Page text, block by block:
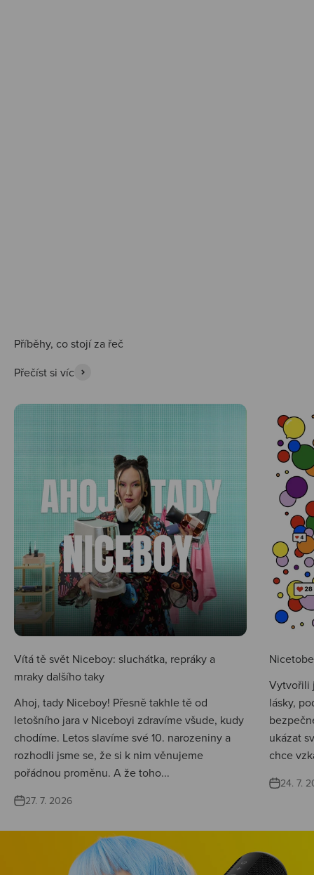
Přečíst si víc
Vítá tě svět Niceboy: sluchátka, repráky a
mraky dalšího taky
Ahoj, tady Niceboy! Přesně takhle tě od
letošního jara v Niceboyi zdravíme všude, kudy
chodíme. Letos slavíme své 10. narozeniny a
rozhodli jsme se, že si k nim věnujeme
pořádnou proměnu. A že toho...
27. 7. 2026
Vytvořili
lásky,
ukázat
chce
24. 7.